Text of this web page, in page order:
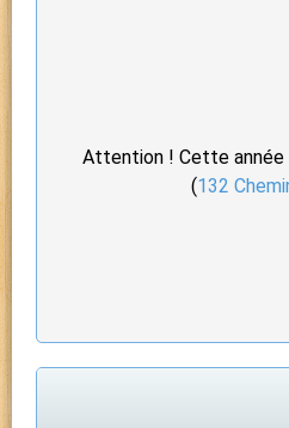
Attention ! Cette année
(132